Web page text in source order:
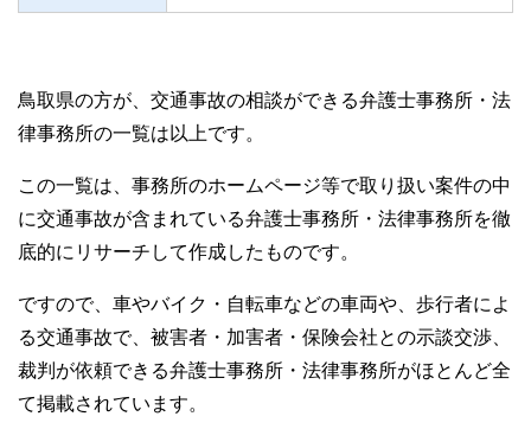
鳥取県の方が、交通事故の相談ができる弁護士事務所・法
律事務所の一覧は以上です。
この一覧は、事務所のホームページ等で取り扱い案件の中
に交通事故が含まれている弁護士事務所・法律事務所を徹
底的にリサーチして作成したものです。
ですので、車やバイク・自転車などの車両や、歩行者によ
る交通事故で、被害者・加害者・保険会社との示談交渉、
裁判が依頼できる弁護士事務所・法律事務所がほとんど全
て掲載されています。